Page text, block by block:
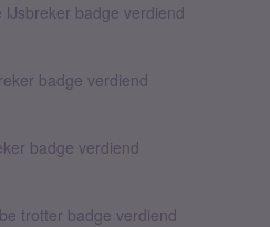
IJsbreker badge verdiend
badge verdiend
badge verdiend
trotter badge verdiend